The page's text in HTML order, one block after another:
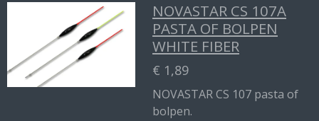
NOVASTAR CS 107A
PASTA OF BOLPEN
WHITE FIBER
€ 1,89
NOVASTAR CS 107 pasta of
bolpen.